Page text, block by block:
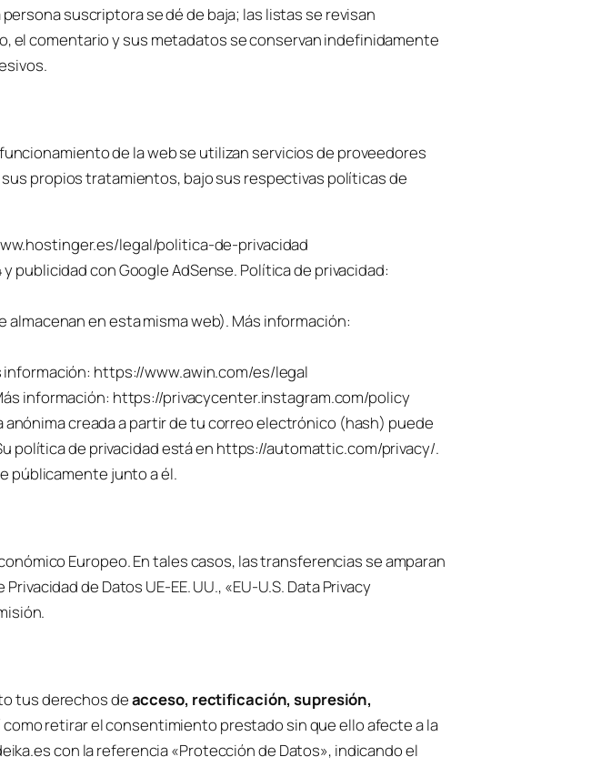
suscriptora se dé de baja; las listas se revisan
el comentario y sus metadatos se conservan indefinidamente
de la web se utilizan servicios de proveedores
propios tratamientos, bajo sus respectivas políticas de
legal/politica-de-privacidad
publicidad con Google AdSense. Política de privacidad:
en esta misma web). Más información:
información: https://www.awin.com/es/legal
información: https://privacycenter.instagram.com/policy
creada a partir de tu correo electrónico (hash) puede
política de privacidad está en https://automattic.com/privacy/.
públicamente junto a él.
Europeo. En tales casos, las transferencias se amparan
de Datos UE-EE. UU., «EU-U.S. Data Privacy
tus derechos deacceso, rectificación, supresión,
retirar el consentimiento prestado sin que ello afecte a la
con la referencia «Protección de Datos», indicando el